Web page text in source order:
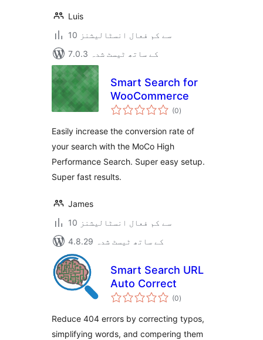
Luis
10 سے کم فعال انسٹالیشنز
7.0.3 کے ساتھ ٹیسٹ شدہ
Smart Search for
WooCommerce
(0مجموعی
درجہ
)
Easily increase the conversion rate of
your search with the MoCo High
Performance Search. Super easy setup.
Super fast results.
James
10 سے کم فعال انسٹالیشنز
4.8.29 کے ساتھ ٹیسٹ شدہ
Smart Search URL
Auto Correct
(0مجموعی
درجہ
)
Reduce 404 errors by correcting typos,
simplifying words, and compering them